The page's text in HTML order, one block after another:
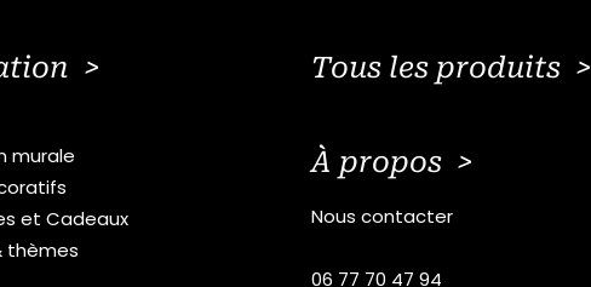
>
murale
et Cadeaux
thèmes
Tous les produits >
À propos >
Nous contacter
06 77 70 47 94